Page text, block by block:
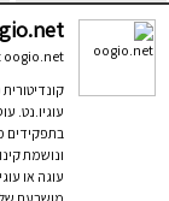
oogio.net
עוגיו.נט.
בתפקידים
ונושמת
עוגה או